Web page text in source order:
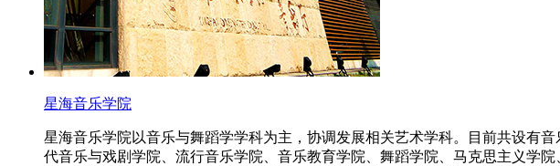
星海音乐学院
星海音乐学院以音乐与舞蹈学学科为主，协调发展相关艺术学科。目前共设有
代音乐与戏剧学院、流行音乐学院、音乐教育学院、舞蹈学院、马克思主义学